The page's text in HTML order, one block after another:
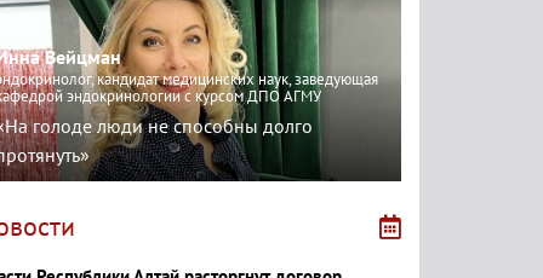
Вейцман
кандидат медицинских наук, заведующая
эндокринологии с курсом ДПО АГМУ
голоде люди не способны долго